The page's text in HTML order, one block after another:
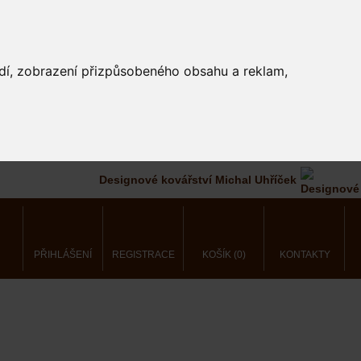
zobrazení přizpůsobeného obsahu a reklam,
Designové kovářství Michal Uhříček
PŘIHLÁŠENÍ REGISTRACE KOŠÍK (0) KONTAKTY